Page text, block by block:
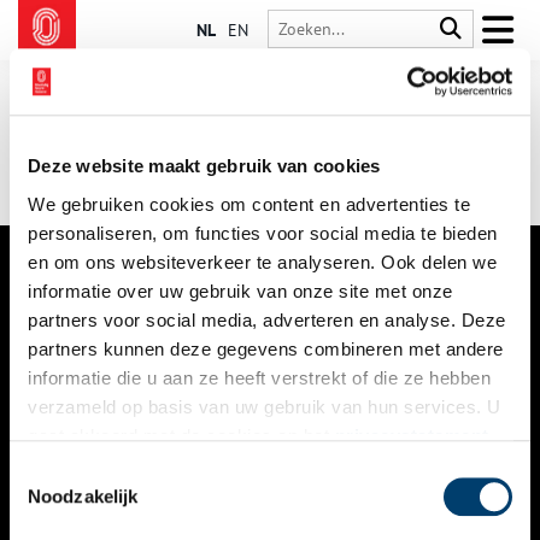
Deze website maakt gebruik van cookies
We gebruiken cookies om content en advertenties te
personaliseren, om functies voor social media te bieden
en om ons websiteverkeer te analyseren. Ook delen we
informatie over uw gebruik van onze site met onze
partners voor social media, adverteren en analyse. Deze
partners kunnen deze gegevens combineren met andere
informatie die u aan ze heeft verstrekt of die ze hebben
verzameld op basis van uw gebruik van hun services. U
Noodzakelijk
NL EN
VERHALEN
NIEUWS
KALENDER
ACTIVITEITEN